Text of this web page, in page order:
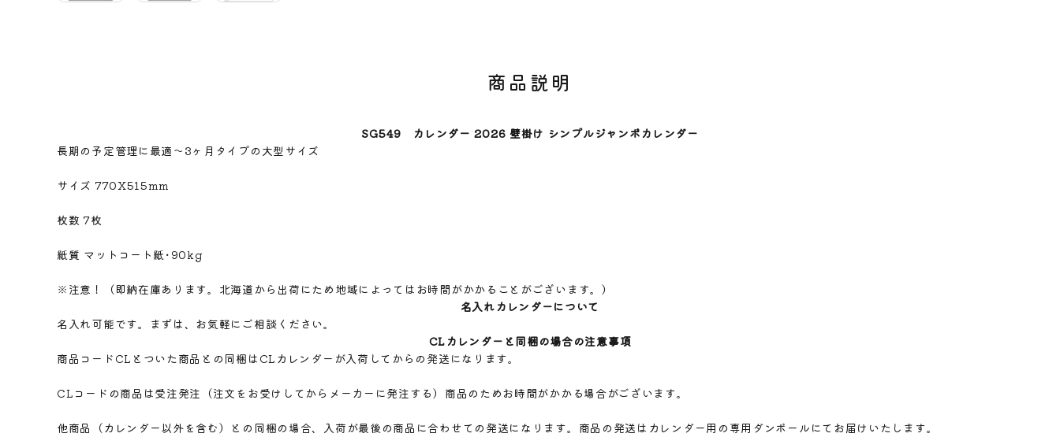
商品説明
SG549 カレンダー 2026 壁掛け シンプルジャンボカレンダー
長期の予定管理に最適～3ヶ月タイプの大型サイズ
サイズ 770X515mm
枚数 7枚
紙質 マットコート紙･90kg
※注意！（即納在庫あります。北海道から出荷にため地域によってはお時間がかかることがございます。）
名入れカレンダーについて
名入れ可能です。まずは、お気軽にご相談ください。
CLカレンダーと同梱の場合の注意事項
商品コードCLとついた商品との同梱はCLカレンダーが入荷してからの発送になります。
CLコードの商品は受注発注（注文をお受けしてからメーカーに発注する）商品のためお時間がかかる場合がございます。
他商品（カレンダー以外を含む）との同梱の場合、入荷が最後の商品に合わせての発送になります。商品の発送はカレンダー用の専用ダンボールにてお届けいたします。